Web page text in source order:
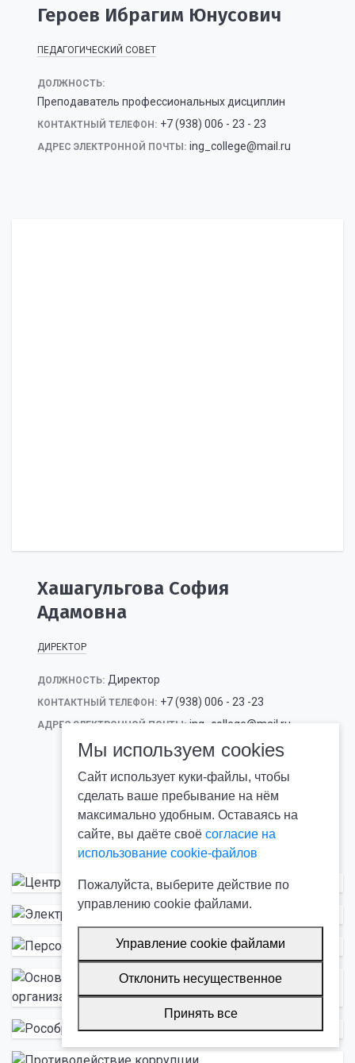
Героев Ибрагим Юнусович
ПЕДАГОГИЧЕСКИЙ СОВЕТ
ДОЛЖНОСТЬ:
Преподаватель профессиональных дисциплин
КОНТАКТНЫЙ ТЕЛЕФОН: +7 (938) 006 - 23 - 23
АДРЕС ЭЛЕКТРОННОЙ ПОЧТЫ: ing_college@mail.ru
Хашагульгова София
Адамовна
ДИРЕКТОР
ДОЛЖНОСТЬ: Директор
КОНТАКТНЫЙ ТЕЛЕФОН: +7 (938) 006 - 23 -23
АДРЕС ЭЛЕКТРОННОЙ ПОЧТЫ: ing_college@mail.ru
Мы используем cookies
Сайт использует куки-файлы, чтобы
сделать ваше пребывание на нём
максимально удобным. Оставаясь на
сайте, вы даёте своё согласие на
использование cookie-файлов
Пожалуйста, выберите действие по
управлению cookie файлами.
Управление cookie файлами
Отклонить несущественное
Принять все